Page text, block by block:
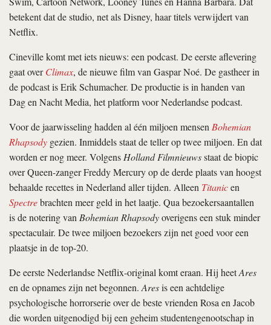
betekent dat de studio, net als Disney, haar titels verwijdert van
Netflix.
Cineville komt met iets nieuws: een podcast. De eerste aflevering
gaat overClimax, de nieuwe film van Gaspar Noé. De gastheer in
de podcast is Erik Schumacher. De productie is in handen van
Dag en Nacht Media, het platform voor Nederlandse podcast.
Voor de jaarwisseling hadden al één miljoen mensenBohemian
Rhapsody gezien. Inmiddels staat de teller op twee miljoen. En dat
worden er nog meer. VolgensHolland Filmnieuwsstaat de biopic
over Queen-zanger Freddy Mercury op de derde plaats van hoogst
behaalde recettes in Nederland aller tijden. Alleen Titanicen
Spectrebrachten meer geld in het laatje. Qua bezoekersaantallen
is de notering vanBohemian Rhapsodyoverigens een stuk minder
spectaculair. De twee miljoen bezoekers zijn net goed voor een
plaatsje in de top-20.
De eerste Nederlandse Netflix-original komt eraan. Hij heetAres
en de opnames zijn net begonnen.Aresis een achtdelige
psychologische horrorserie over de beste vrienden Rosa en Jacob
die worden uitgenodigd bij een geheim studentengenootschap in